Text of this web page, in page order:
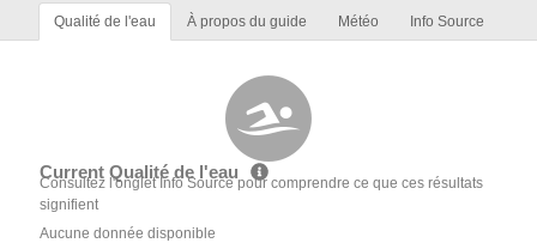
Qualité de l'eau À propos du guide Météo Info Source
Current Qualité de l'eau
Consultez l'onglet Info Source pour comprendre ce que ces résultats
signifient
Aucune donnée disponible